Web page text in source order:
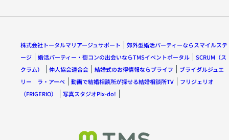
株式会社トータルマリアージュサポート
郊外型婚活パーティーならスマイルステ
ージ
婚活パーティー・街コンの出会いならTMSイベントポータル
SCRUM（ス
クラム）
仲人協会連合会 結婚式のお得情報ならブライフ
ブライダルジュエ
リー ラ・アーペ
動画で結婚相談所が探せる結婚相談所TV
フリジェリオ
（FRIGERIO）
写真スタジオPix-do!